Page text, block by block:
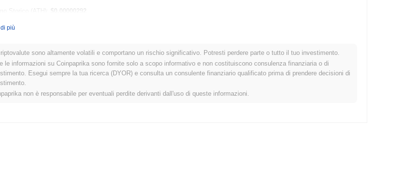
Storico (ATH):
$0.00000292
si sta comportando Crosslink Protocol rispetto al mercato crypto più ampio?
7 giorni, Crosslink Protocol ha guadagnato0.00%, sottoperformando il mercato crypto complessivo che ha registrato un
del0.02%
più
sono altamente volatili e comportano un rischio significativo. Potresti perdere parte o tutto il tuo investimento.
le informazioni su Coinpaprika sono fornite solo a scopo informativo e non costituiscono consulenza finanziaria o di
Esegui sempre la tua ricerca (DYOR) e consulta un consulente finanziario qualificato prima di prendere decisioni di
non è responsabile per eventuali perdite derivanti dall'uso di queste informazioni.